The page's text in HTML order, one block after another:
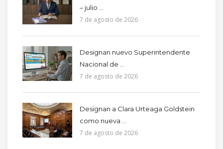
– julio ...
7 de agosto de 2026
Designan nuevo Superintendente
Nacional de ...
7 de agosto de 2026
Designan a Clara Urteaga Goldstein
como nueva ...
7 de agosto de 2026